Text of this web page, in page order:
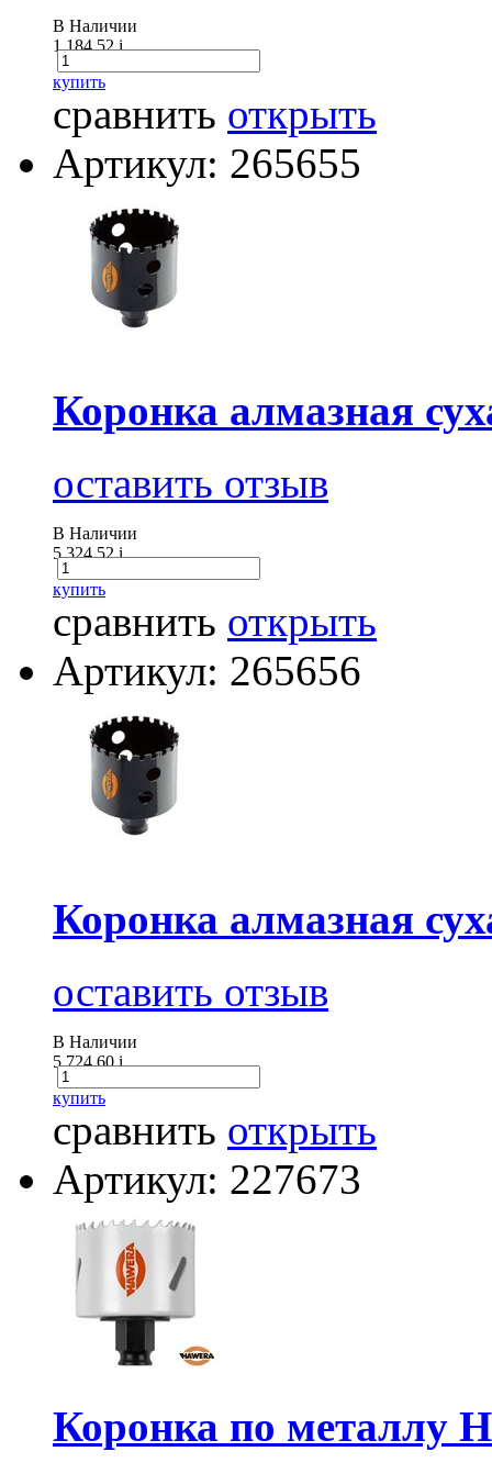
В Наличии
1 184.52i
купить
сравнить открыть
Артикул: 265655
Коронка алмазная
оставить отзыв
В Наличии
5 324.52i
купить
сравнить открыть
Артикул: 265656
Коронка алмазная
оставить отзыв
В Наличии
5 724.60i
купить
сравнить открыть
Артикул: 227673
Коронка по металлу